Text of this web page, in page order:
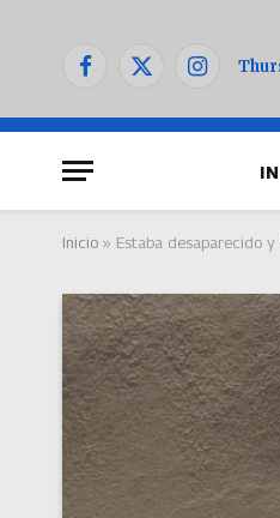
Facebook
X
Inicio » Estaba desaparecido